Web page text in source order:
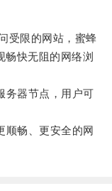
限的网站，蜜蜂
畅快无阻的网络浏
器节点，用户可
畅、更安全的网